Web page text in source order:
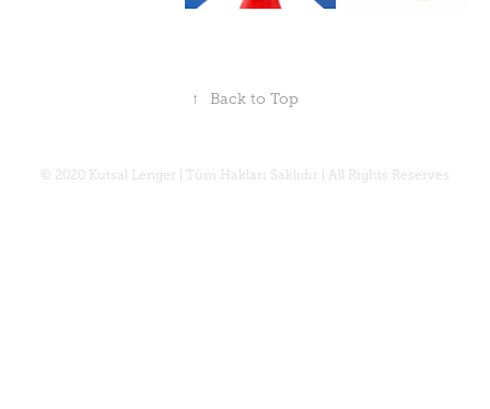
↑ Back to Top
© 2020 Kutsal Lenger | Tüm Hakları Saklıdır | All Rights Reserves